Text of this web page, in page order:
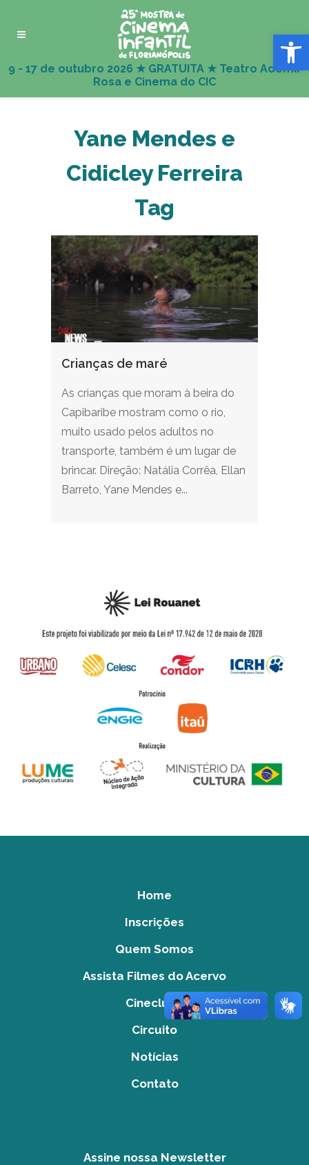
Abrir
Yane Mendes e
Cidicley Ferreira
Tag
Crianças de maré
As crianças que moram à beira do
Capibaribe mostram como o rio,
muito usado pelos adultos no
transporte, também é um lugar de
brincar. Direção: Natália Corrêa, Ellan
Barreto, Yane Mendes e...
Home
Inscrições
Quem Somos
Assista Filmes do Acervo
Cineclube
Circuito
Notícias
Contato
Assine nossa Newsletter